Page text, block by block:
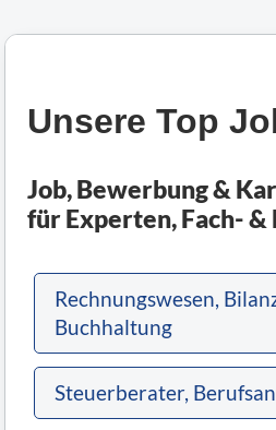
Unsere Top
Job, Bewerbung &
für Experten, Fach-
Rechnungswesen,
Buchhaltung
Steuerberater,